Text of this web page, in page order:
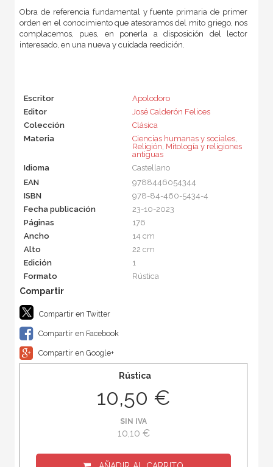
Obra de referencia fundamental y fuente primaria de primer
orden en el conocimiento que atesoramos del mito griego, nos
complacemos, pues, en ponerla a disposición del lector
interesado, en una nueva y cuidada reedición.
Escritor
Apolodoro
Editor
José Calderón Felices
Colección
Clásica
Materia
Ciencias humanas y sociales,
Religión Mitología y religiones
antiguas
Idioma
Castellano
EAN
9788446054344
ISBN
978-84-460-5434-4
Fecha publicación
23-10-2023
Páginas
176
Ancho
14 cm
Alto
22 cm
Edición
1
Formato
Rústica
Compartir en Twitter
Compartir en Facebook
Compartir en Google+
Rústica
10,50 €
SIN IVA
10,10 €